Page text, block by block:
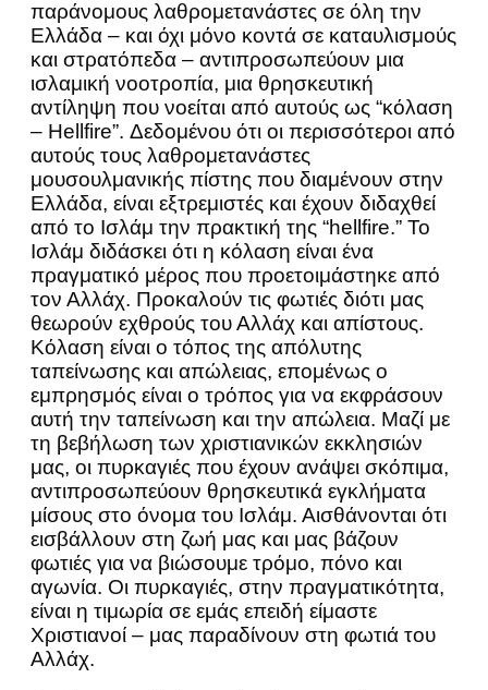
παράνομους λαθρομετανάστες σε όλη την
Ελλάδα – και όχι μόνο κοντά σε καταυλισμούς
και στρατόπεδα – αντιπροσωπεύουν μια
ισλαμική νοοτροπία, μια θρησκευτική
αντίληψη που νοείται από αυτούς ως “κόλαση
– Hellfire”. Δεδομένου ότι οι περισσότεροι από
αυτούς τους λαθρομετανάστες
μουσουλμανικής πίστης που διαμένουν στην
Ελλάδα, είναι εξτρεμιστές και έχουν διδαχθεί
από το Ισλάμ την πρακτική της “hellfire.” Το
Ισλάμ διδάσκει ότι η κόλαση είναι ένα
πραγματικό μέρος που προετοιμάστηκε από
τον Αλλάχ. Προκαλούν τις φωτιές διότι μας
θεωρούν εχθρούς του Αλλάχ και απίστους.
Κόλαση είναι ο τόπος της απόλυτης
ταπείνωσης και απώλειας, επομένως ο
εμπρησμός είναι ο τρόπος για να εκφράσουν
αυτή την ταπείνωση και την απώλεια. Μαζί με
τη βεβήλωση των χριστιανικών εκκλησιών
μας, οι πυρκαγιές που έχουν ανάψει σκόπιμα,
αντιπροσωπεύουν θρησκευτικά εγκλήματα
μίσους στο όνομα του Ισλάμ. Αισθάνονται ότι
εισβάλλουν στη ζωή μας και μας βάζουν
φωτιές για να βιώσουμε τρόμο, πόνο και
αγωνία. Οι πυρκαγιές, στην πραγματικότητα,
είναι η τιμωρία σε εμάς επειδή είμαστε
Χριστιανοί – μας παραδίνουν στη φωτιά του
Αλλάχ.